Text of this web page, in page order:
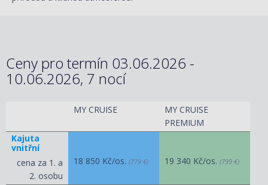
Ceny pro termín 03.06.2026 -
10.06.2026, 7 nocí
MY CRUISE
MY CRUISE
PREMIUM
Kajuta
vnitřní
cena za 1. a
2. osobu
18 850 Kč/os. (779 €) 19 340 Kč/os. (799 €)